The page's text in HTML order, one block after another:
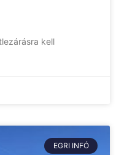
kell
EGRI INFÓ